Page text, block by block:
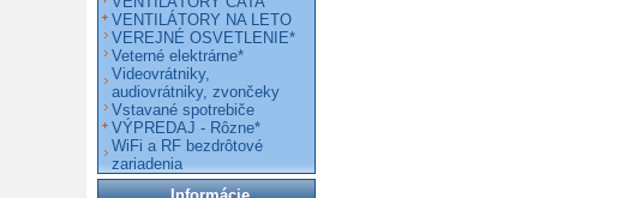
VENTILÁTORY NA LETO
VEREJNÉ OSVETLENIE*
Veterné elektrárne*
Videovrátniky,
audiovrátniky, zvončeky
Vstavané spotrebiče
VÝPREDAJ - Rôzne*
WiFi a RF bezdrôtové
zariadenia